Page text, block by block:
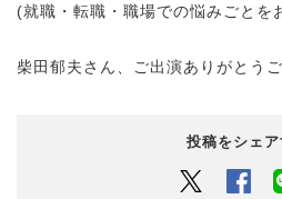
(就職・転職・職場での悩みごとを
柴田郁夫さん、ご出演ありがとうご
投稿をシェア
Twitter